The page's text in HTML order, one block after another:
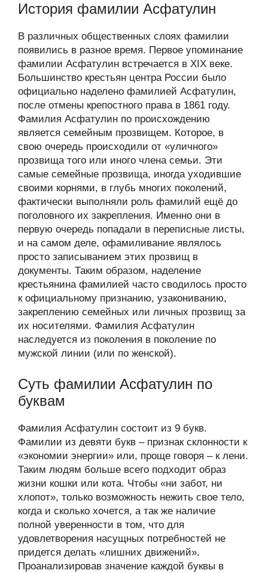
История фамилии Асфатулин
В различных общественных слоях фамилии
появились в разное время. Первое упоминание
фамилии Асфатулин встречается в XIX веке.
Большинство крестьян центра России было
официально наделено фамилией Асфатулин,
после отмены крепостного права в 1861 году.
Фамилия Асфатулин по происхождению
является семейным прозвищем. Которое, в
свою очередь происходили от «уличного»
прозвища того или иного члена семьи. Эти
самые семейные прозвища, иногда уходившие
своими корнями, в глубь многих поколений,
фактически выполняли роль фамилий ещё до
поголовного их закрепления. Именно они в
первую очередь попадали в переписные листы,
и на самом деле, офамиливание являлось
просто записыванием этих прозвищ в
документы. Таким образом, наделение
крестьянина фамилией часто сводилось просто
к официальному признанию, узакониванию,
закреплению семейных или личных прозвищ за
их носителями. Фамилия Асфатулин
наследуется из поколения в поколение по
мужской линии (или по женской).
Суть фамилии Асфатулин по
буквам
Фамилия Асфатулин состоит из 9 букв.
Фамилии из девяти букв – признак склонности к
«экономии энергии» или, проще говоря – к лени.
Таким людям больше всего подходит образ
жизни кошки или кота. Чтобы «ни забот, ни
хлопот», только возможность нежить свое тело,
когда и сколько хочется, а так же наличие
полной уверенности в том, что для
удовлетворения насущных потребностей не
придется делать «лишних движений».
Проанализировав значение каждой буквы в